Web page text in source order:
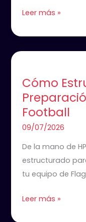
Leer más »
Cómo
Football
09/07/2026
De la mano de
estructurado
tu equipo de
la
Preparación
Física
en
Leer más »